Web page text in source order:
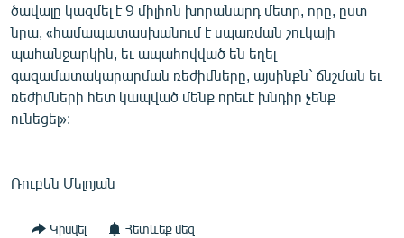
ծավալը կազմել է 9 միլիոն խորանարդ մետր, որը, ըստ
նրա, «համապատասխանում է սպառման շուկայի
պահանջարկին, եւ ապահովված են եղել
գազամատակարարման ռեժիմները, այսինքն` ճնշման եւ
ռեժիմների հետ կապված մենք որեւէ խնդիր չենք
ունեցել»:
Ռուբեն Մելոյան
Կիսվել Հետևեք մեզ